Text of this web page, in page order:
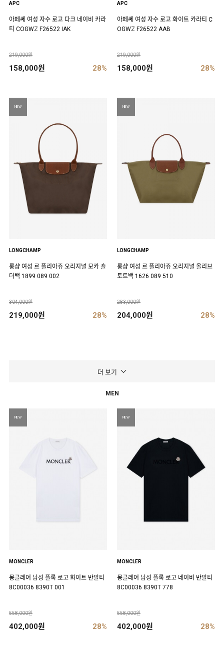
APC
아페쎄 여성 자수 로고 다크 네이비 카라
티 COGWZ F26522 IAK
219,000원
158,000원 28%
APC
아페쎄 여성 자수 로고 화이트 카라티 C
OGWZ F26522 AAB
219,000원
158,000원 28%
NEW
LONGCHAMP
롱샴 여성 르 플리아쥬 오리지널 모카 숄
더백 1899 089 002
304,000원
219,000원 28%
NEW
LONGCHAMP
롱샴 여성 르 플리아쥬 오리지널 올리브
토트백 1626 089 510
283,000원
204,000원 28%
더 보기
MEN
NEW
MONCLER
몽클레어 남성 플록 로고 화이트 반팔티
8C00036 8390T 001
558,000원
402,000원 28%
NEW
MONCLER
몽클레어 남성 플록 로고 네이비 반팔티
8C00036 8390T 778
558,000원
402,000원 28%